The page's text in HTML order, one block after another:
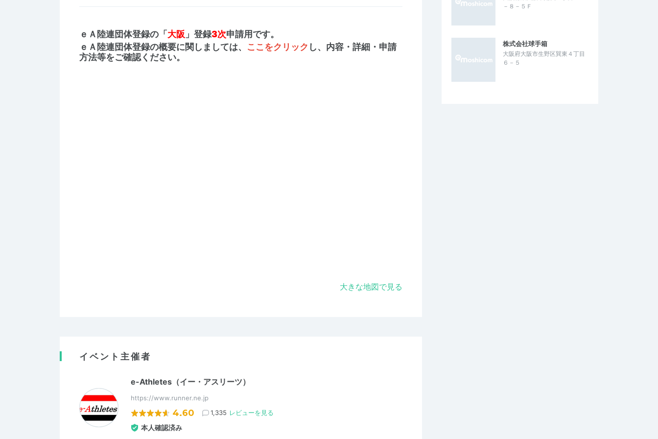
ｅＡ陸連団体登録の「 大阪 」登録3次申請用です。
ｅＡ陸連団体登録の概要に関しましては、 ここをクリック し、内容・詳細・申請
方法等をご確認ください。
大きな地図で見る
イベント主催者
e-Athletes（イー・アスリーツ）
https://www.runner.ne.jp
4.60 1,335 レビューを見る
本人確認済み
－８－５Ｆ
株式会社球手箱
大阪府大阪市生野区巽東４丁目
６－５